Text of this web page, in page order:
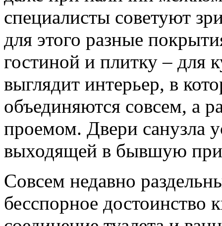
специалисты советуют
для этого разные
гостиной и плитку – для
выглядит интерьер, в
объединяются совсем, а
проемом. Двери санузла
выходящей в бывшую
Совсем недавно
бесспорное достоинство